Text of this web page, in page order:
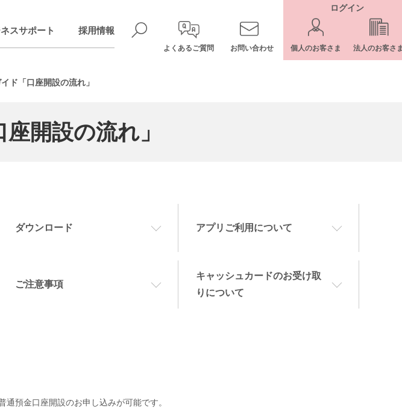
スサポート 採用情報
よくあるご質問 お問い合わせ
ログイン
個人のお客さま 法人のお客さ
ド「口座開設の流れ」
開設の流れ」
ダウンロード アプリご利用について
ご注意事項
キャッシュカードのお受け取
りについて
預金口座開設のお申し込みが可能です。